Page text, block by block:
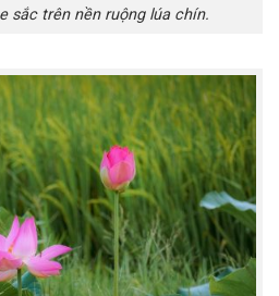
sắc trên nền ruộng lúa chín.